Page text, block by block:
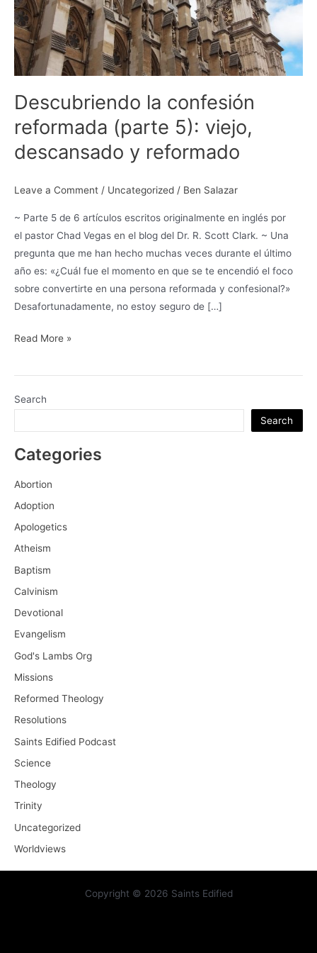
Descubriendo la confesión
reformada (parte 5): viejo,
descansado y reformado
Leave a Comment / Uncategorized / Ben Salazar
~ Parte 5 de 6 artículos escritos originalmente en inglés por
el pastor Chad Vegas en el blog del Dr. R. Scott Clark. ~ Una
pregunta que me han hecho muchas veces durante el último
año es: «¿Cuál fue el momento en que se te encendió el foco
sobre convertirte en una persona reformada y confesional?»
Desafortunadamente, no estoy seguro de […]
Descubriendo
confesión
(parte
descansado
y
Read More »
Search
Search
Categories
Abortion
Adoption
Apologetics
Atheism
Baptism
Calvinism
Devotional
Evangelism
God's Lambs Org
Missions
Reformed Theology
Resolutions
Saints Edified Podcast
Science
Theology
Trinity
Uncategorized
Worldviews
Copyright © 2026 Saints Edified